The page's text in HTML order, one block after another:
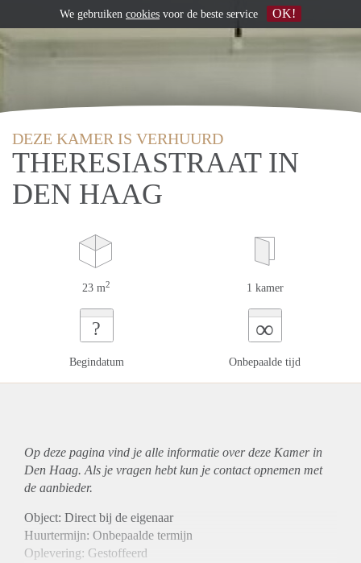
DEZE KAMER IS VERHUURD
THERESIASTRAAT IN
DEN HAAG
23 m2 1 kamer
?
Begindatum
∞
Onbepaalde tijd
Op deze pagina vind je alle informatie over deze Kamer in
Den Haag. Als je vragen hebt kun je contact opnemen met
de aanbieder.
Object: Direct bij de eigenaar
Huurtermijn: Onbepaalde termijn
Oplevering: Gestoffeerd
We gebruiken cookies voor de beste service OK!